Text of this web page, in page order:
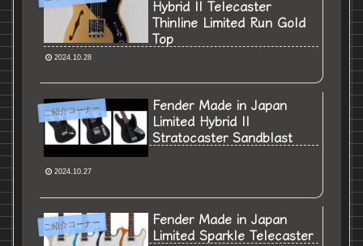
Hybrid II Telecaster
Thinline Limited Run Gold
Top
2024.10.28
ご紹介コーナー
Fender Made in Japan
Limited Hybrid II
Stratocaster Sandblast
2024.10.27
ご紹介コーナー
Fender Made in Japan
Limited Sparkle Telecaster